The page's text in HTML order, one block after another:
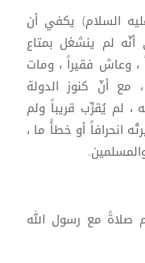
السلام) يكفي أن
أنّه لم ينشغل بمتاع
، وعاش فقيراً ، ومات
أنّ كنوز الدولة
، لم يُقرِّب قريباً ولم
انحرافاً أو خطأً ما ،
(1) ، وأوّلهم صلاةً مع رسول الله